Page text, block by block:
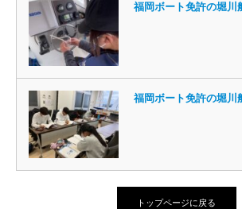
福岡ボート免許の堀川
福岡ボート免許の堀川
トップページに戻る